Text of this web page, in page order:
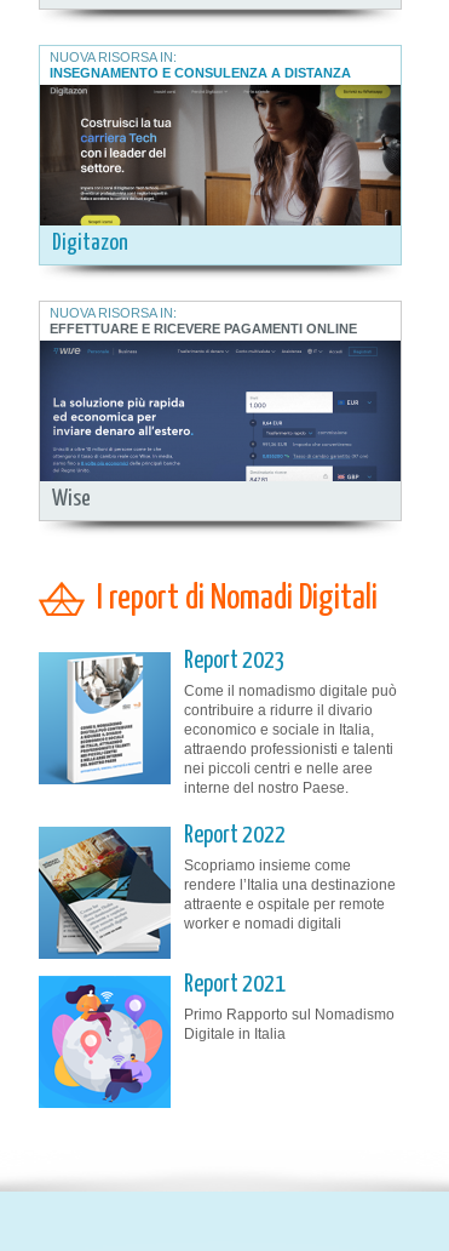
Digitazon
NUOVA RISORSA IN:
INSEGNAMENTO E CONSULENZA A DISTANZA
Wise
NUOVA RISORSA IN:
EFFETTUARE E RICEVERE PAGAMENTI ONLINE
I report di Nomadi Digitali
Report 2023
Come il nomadismo digitale può
contribuire a ridurre il divario
economico e sociale in Italia,
attraendo professionisti e talenti
nei piccoli centri e nelle aree
interne del nostro Paese.
Report 2022
Scopriamo insieme come
rendere l’Italia una destinazione
attraente e ospitale per remote
worker e nomadi digitali
Report 2021
Primo Rapporto sul Nomadismo
Digitale in Italia